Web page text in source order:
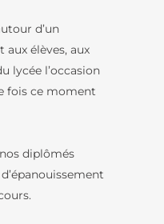
d’un
élèves, aux
lycée l’occasion
fois ce moment
diplômés